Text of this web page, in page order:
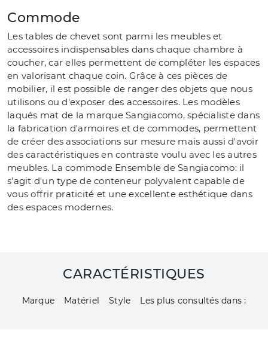
Commode
Les tables de chevet sont parmi les meubles et
accessoires indispensables dans chaque chambre à
coucher, car elles permettent de compléter les espaces
en valorisant chaque coin. Grâce à ces pièces de
mobilier, il est possible de ranger des objets que nous
utilisons ou d'exposer des accessoires. Les modèles
laqués mat de la marque Sangiacomo, spécialiste dans
la fabrication d'armoires et de commodes, permettent
de créer des associations sur mesure mais aussi d'avoir
des caractéristiques en contraste voulu avec les autres
meubles. La commode Ensemble de Sangiacomo: il
s'agit d'un type de conteneur polyvalent capable de
vous offrir praticité et une excellente esthétique dans
des espaces modernes.
CARACTÉRISTIQUES
Marque Matériel Style Les plus consultés dans :